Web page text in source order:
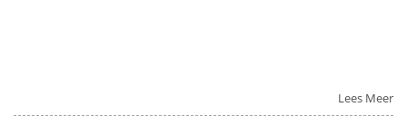
Lees Meer